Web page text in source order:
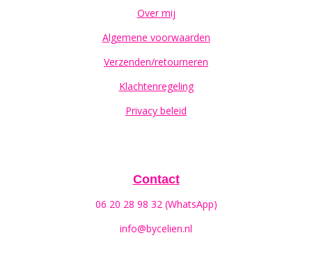
Over mij
Algemene voorwaarden
Verzenden/retourneren
Klachtenregeling
Privacy beleid
Contact
06 20 28 98 32 (WhatsApp)
info@bycelien.nl